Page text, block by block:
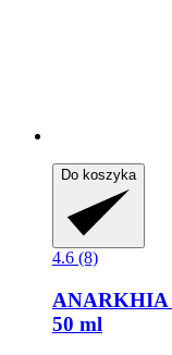
Do koszyka
4.6 (8)
ANARKHIA
50 ml